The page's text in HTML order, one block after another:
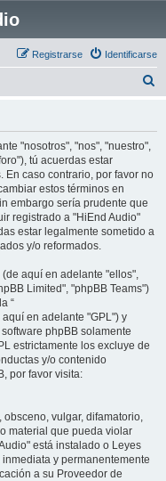
Identificarse
Registrarse
"nosotros", "nos", "nuestro",
tú acuerdas estar
En caso contrario, por favor no
estos términos en
embargo sería prudente que
registrado a "HiEnd Audio"
estar legalmente sometido a
y/o reformados.
aquí en adelante "ellos",
Limited", "phpBB Teams")
“
aquí en adelante "GPL") y
software phpBB solamente
estrictamente los excluye de
y/o contenido
por favor visita:
vulgar, difamatorio,
material que pueda violar
está instalado o Leyes
y permanentemente
a su Proveedor de